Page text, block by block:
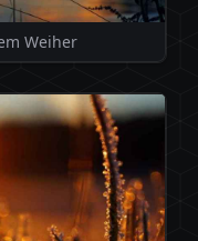
Weiher